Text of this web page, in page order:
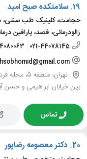
19. سلامتکده صبح امید
حجامت، کلینیک طب سنتی،
زالودرمانی، فصد، پارافین
021-44078145
تهران،
بین خیابان ابراهیمی و حسن
تماس
20. دکتر معصومه رضاپور